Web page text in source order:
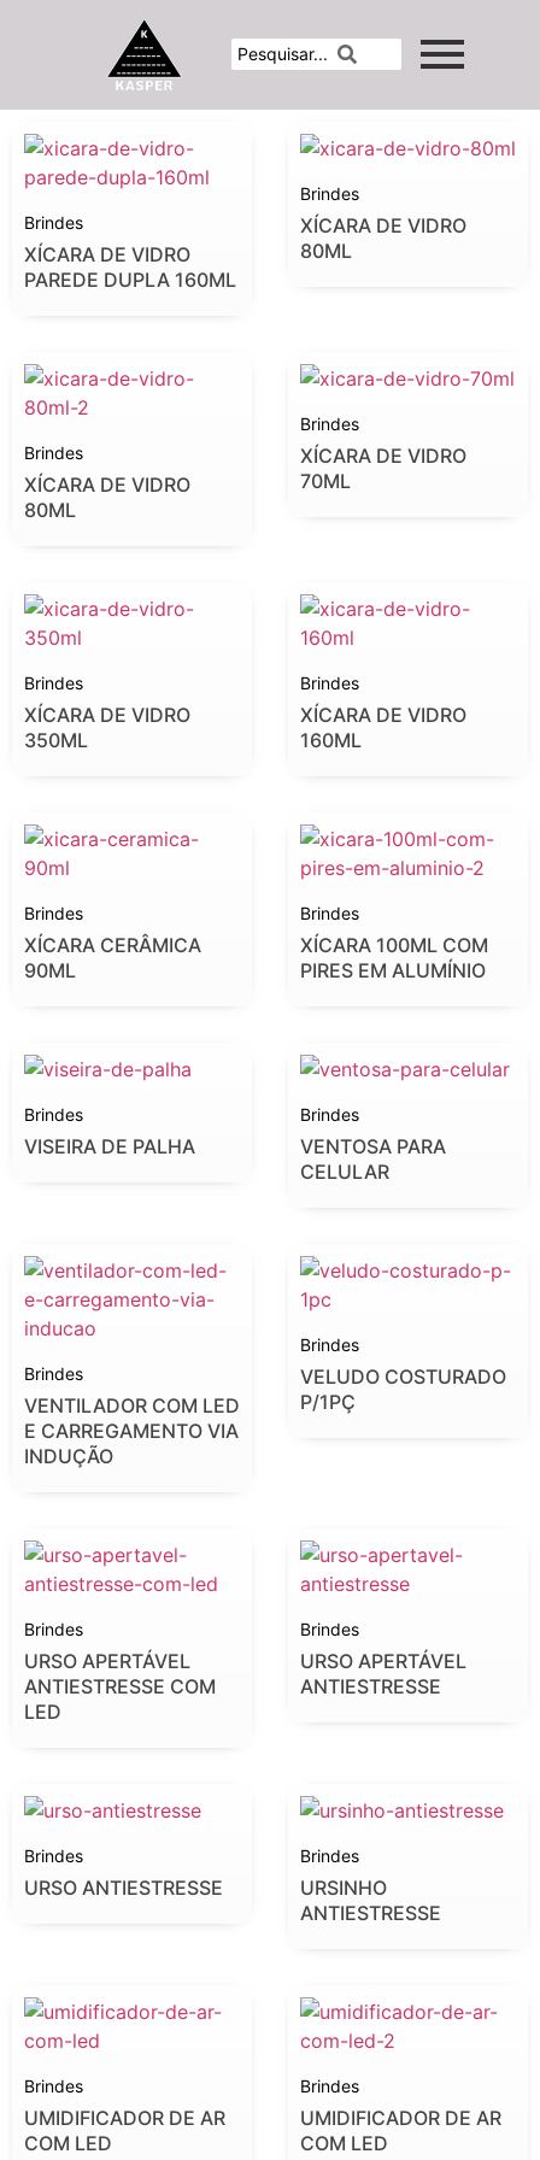
Brindes
XÍCARA DE VIDRO
PAREDE DUPLA 160ML
Brindes
XÍCARA DE VIDRO
80ML
Brindes
XÍCARA DE VIDRO
80ML
Brindes
XÍCARA DE VIDRO
70ML
Brindes
XÍCARA DE VIDRO
350ML
Brindes
XÍCARA DE VIDRO
160ML
Brindes
XÍCARA CERÂMICA
90ML
Brindes
XÍCARA 100ML COM
PIRES EM ALUMÍNIO
Brindes
VISEIRA DE PALHA
Brindes
VENTOSA PARA
CELULAR
Brindes
VENTILADOR COM LED
E CARREGAMENTO VIA
INDUÇÃO
Brindes
VELUDO COSTURADO
P/1PÇ
Brindes
URSO APERTÁVEL
ANTIESTRESSE COM
LED
Brindes
URSO APERTÁVEL
ANTIESTRESSE
Brindes
URSO ANTIESTRESSE
Brindes
URSINHO
ANTIESTRESSE
Brindes
UMIDIFICADOR DE AR
COM LED
Brindes
UMIDIFICADOR DE AR
COM LED